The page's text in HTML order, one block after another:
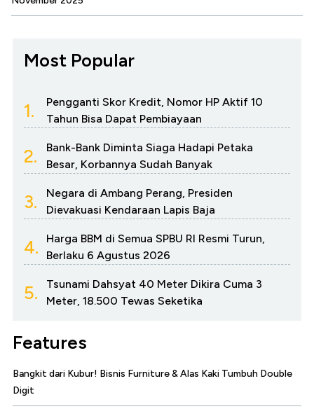
Most Popular
1.
Pengganti Skor Kredit, Nomor HP Aktif 10
Tahun Bisa Dapat Pembiayaan
2.
Bank-Bank Diminta Siaga Hadapi Petaka
Besar, Korbannya Sudah Banyak
3.
Negara di Ambang Perang, Presiden
Dievakuasi Kendaraan Lapis Baja
4.
Harga BBM di Semua SPBU RI Resmi Turun,
Berlaku 6 Agustus 2026
5.
Tsunami Dahsyat 40 Meter Dikira Cuma 3
Meter, 18.500 Tewas Seketika
Features
Bangkit dari Kubur! Bisnis Furniture & Alas Kaki Tumbuh Double
Digit